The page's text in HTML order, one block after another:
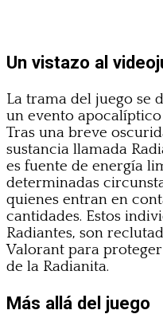
Un vistazo al
La trama del juego se
un evento
Tras una breve
sustancia llamada
es fuente de energía
determinadas
quienes entran en
cantidades. Estos
Radiantes, son
Valorant para
de la Radianita.
Más allá del juego